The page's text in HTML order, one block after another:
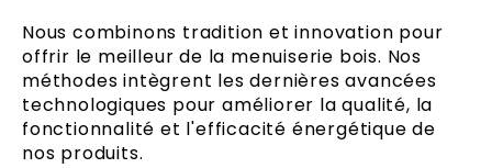
Nous combinons tradition et innovation pour
offrir le meilleur de la menuiserie bois. Nos
méthodes intègrent les dernières avancées
technologiques pour améliorer la qualité, la
fonctionnalité et l'efficacité énergétique de
nos produits.